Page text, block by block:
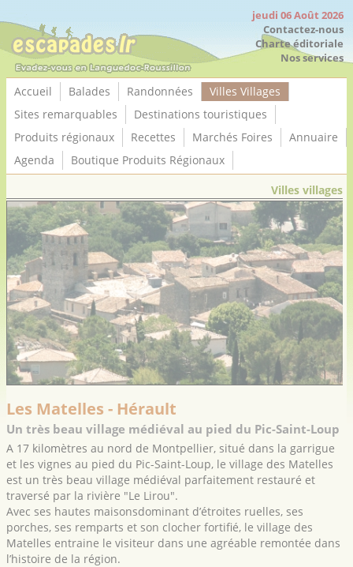
jeudi 06 Août 2026
Contactez-nous
Charte éditoriale
Nos services
Accueil Balades Randonnées
Villes Villages
Sites remarquables
Destinations touristiques
Produits régionaux
Recettes Marchés Foires
Annuaire
Agenda
Boutique Produits Régionaux
Villes villages
Les Matelles - Hérault
Un très beau village médiéval au pied du Pic-Saint-Loup
A 17 kilomètres au nord de Montpellier, situé dans la garrigue
et les vignes au pied du Pic-Saint-Loup, le village des Matelles
est un très beau village médiéval parfaitement restauré et
traversé par la rivière "Le Lirou".
Avec ses hautes maisonsdominant d’étroites ruelles, ses
porches, ses remparts et son clocher fortifié, le village des
Matelles entraine le visiteur dans une agréable remontée dans
l’histoire de la région.